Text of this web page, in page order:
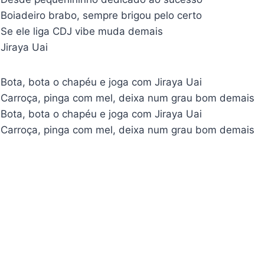
Boiadeiro brabo, sempre brigou pelo certo
Se ele liga CDJ vibe muda demais
Jiraya Uai
Bota, bota o chapéu e joga com Jiraya Uai
Carroça, pinga com mel, deixa num grau bom demais
Bota, bota o chapéu e joga com Jiraya Uai
Carroça, pinga com mel, deixa num grau bom demais